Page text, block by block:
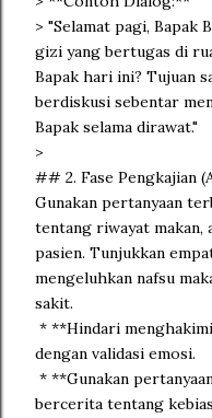
> "Selamat pagi, Bapak
gizi yang bertugas di
Bapak hari ini? Tujuan
berdiskusi sebentar
Bapak selama dirawat."
>
## 2. Fase Pengkajian
Gunakan pertanyaan
tentang riwayat makan,
pasien. Tunjukkan
mengeluhkan nafsu
sakit.
* **Hindari
dengan validasi emosi.
* **Gunakan
bercerita tentang